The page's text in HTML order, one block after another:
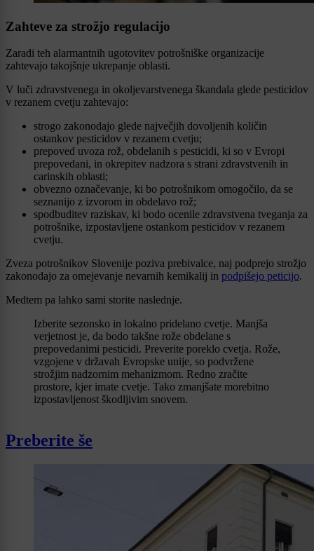
Zahteve za strožjo regulacijo
Zaradi teh alarmantnih ugotovitev potrošniške organizacije
zahtevajo takojšnje ukrepanje oblasti.
V luči zdravstvenega in okoljevarstvenega škandala glede pesticidov
v rezanem cvetju zahtevajo:
strogo zakonodajo glede največjih dovoljenih količin
ostankov pesticidov v rezanem cvetju;
prepoved uvoza rož, obdelanih s pesticidi, ki so v Evropi
prepovedani, in okrepitev nadzora s strani zdravstvenih in
carinskih oblasti;
obvezno označevanje, ki bo potrošnikom omogočilo, da se
seznanijo z izvorom in obdelavo rož;
spodbuditev raziskav, ki bodo ocenile zdravstvena tveganja za
potrošnike, izpostavljene ostankom pesticidov v rezanem
cvetju.
Zveza potrošnikov Slovenije poziva prebivalce, naj podprejo strožjo
zakonodajo za omejevanje nevarnih kemikalij in podpišejo peticijo.
Medtem pa lahko sami storite naslednje.
Izberite sezonsko in lokalno pridelano cvetje. Manjša
verjetnost je, da bodo takšne rože obdelane s
prepovedanimi pesticidi. Preverite poreklo cvetja. Rože,
vzgojene v državah Evropske unije, so podvržene
strožjim nadzornim mehanizmom. Redno zračite
prostore, kjer imate cvetje. Tako zmanjšate morebitno
izpostavljenost škodljivim snovem.
Preberite še